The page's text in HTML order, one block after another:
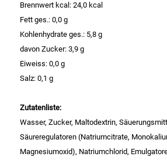
Fruchtsaft
Frühstück / Cerealien
Frühstück / süße Aufstriche
Garnierung
Garten
Brennwert kcal: 24,0 kcal
Fett ges.: 0,0 g
Kohlenhydrate ges.: 5,8 g
davon Zucker: 3,9 g
Eiweiss: 0,0 g
Salz: 0,1 g
Zutatenliste:
Wasser, Zucker, Maltodextrin,
Säureregulatoren (Natriumcitrate,
Magnesiumoxid), Natriumchlorid,